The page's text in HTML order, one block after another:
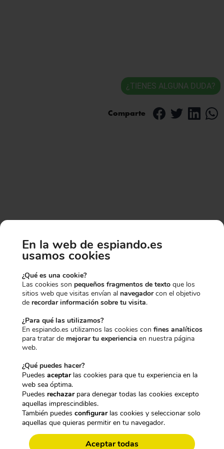
¿TIENES ALGUNA DUDA?
Comparte
CARACTERÍSTICAS TÉCNICAS:
PULSERA ESPÍA CON CÁMARA FULL
HD 1080P Y GRABADORA DE AUDIO
128KBPS
En la web de espiando.es
usamos cookies
¿Qué es una cookie?
Las cookies son pequeños fragmentos de texto que los
sitios web que visitas envían al navegadorcon el objetivo
de recordar información sobre tu visita.
¿Para qué las utilizamos?
En espiando.es utilizamos las cookies con fines analíticos
para tratar de mejorar tu experiencia en nuestra página
web.
¿Qué puedes hacer?
Puedes aceptarlas cookies para que tu experiencia en la
web sea óptima.
Puedes rechazarpara denegar todas las cookies excepto
aquellas imprescindibles.
También puedes configurarlas cookies y seleccionar solo
aquellas que quieras permitir en tu navegador.
Aceptar todas
HAS CONSEGUIDO UN
10% EXTRA DE
DESCUENTO
Para desbloquearlo, dinos qué te
CÁMARAS DISCRETAS
GRABADORAS OCULTAS